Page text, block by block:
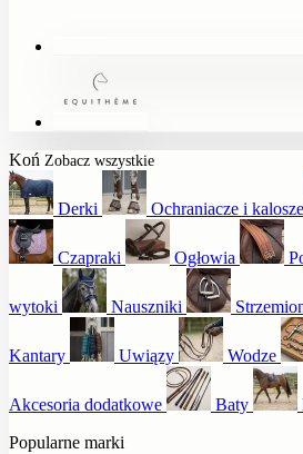
Koń Zobacz wszystkie
Derki Ochraniacze i kalosze
Czapraki Ogłowia
wytoki Nauszniki
Kantary Uwiązy Wodze
Akcesoria dodatkowe Baty
Popularne marki